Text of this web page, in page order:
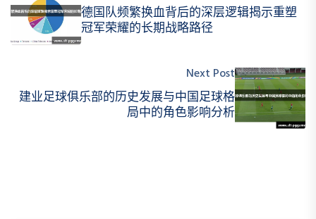
德国队频繁换血背后的深层逻辑揭示重塑
冠军荣耀的长期战略路径
Next Post
建业足球俱乐部的历史发展与中国足球格
局中的角色影响分析